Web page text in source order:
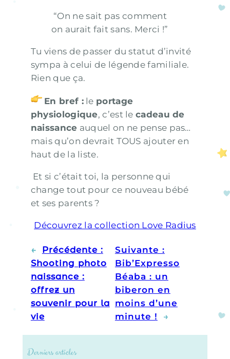
“On ne sait pas comment
on aurait fait sans. Merci !”
Tu viens de passer du statut d’invité
sympa à celui de légende familiale.
Rien que ça.
En bref :le portage
physiologique, c’est lecadeau de
naissance auquel on ne pense pas…
mais qu’on devrait TOUS ajouter en
haut de la liste.
Et si c’était toi, la personne qui
change tout pour ce nouveau bébé
et ses parents ?
Découvrez la collection Love Radius
←
Précédente :
Shooting photo
naissance :
offrez un
souvenir pour la
vie
Suivante :
Bib’Expresso
Béaba : un
biberon en
moins d’une
minute !
→
Derniers articles